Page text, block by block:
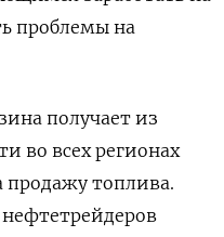
проблемы на
получает из
во всех регионах
продажу топлива.